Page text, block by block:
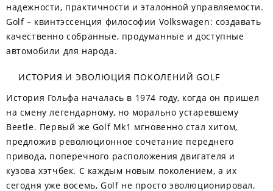
надежности, практичности и эталонной управляемости.
Golf – квинтэссенция философии Volkswagen: создавать
качественно собранные, продуманные и доступные
автомобили для народа.
ИСТОРИЯ И ЭВОЛЮЦИЯ ПОКОЛЕНИЙ GOLF
История Гольфа началась в 1974 году, когда он пришел
на смену легендарному, но морально устаревшему
Beetle. Первый же Golf Mk1 мгновенно стал хитом,
предложив революционное сочетание переднего
привода, поперечного расположения двигателя и
кузова хэтчбек. С каждым новым поколением, а их
сегодня уже восемь, Golf не просто эволюционировал,